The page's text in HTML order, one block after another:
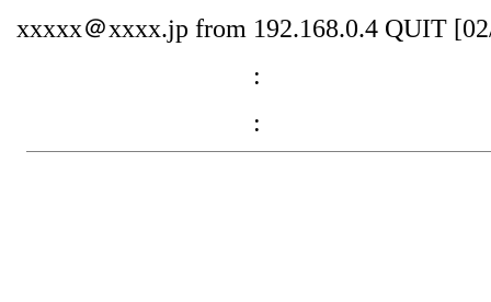
xxxxx＠xxxx.jp from 192.168.0.4 QUIT
:
: